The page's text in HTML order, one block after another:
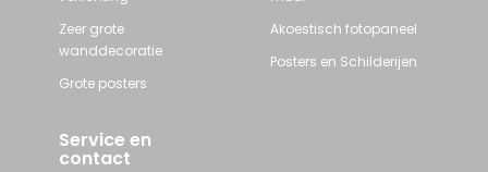
Zeer grote
wanddecoratie
Grote posters
Akoestisch fotopaneel
Posters en Schilderijen
Service en
contact